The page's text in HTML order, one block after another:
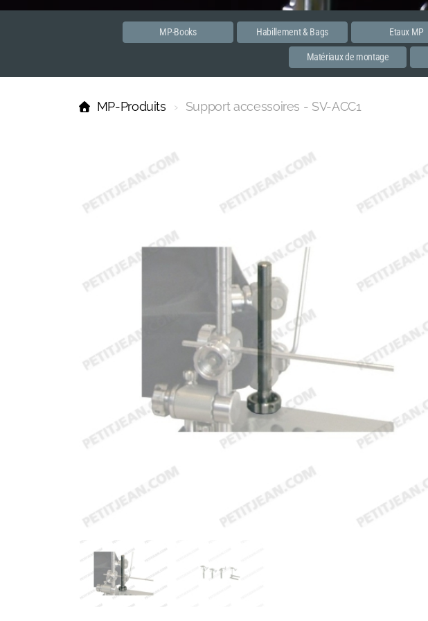
MP-Books Habillement & Bags Etaux MP
Matériaux de montage
MP-Produits Support accessoires - SV-ACC1